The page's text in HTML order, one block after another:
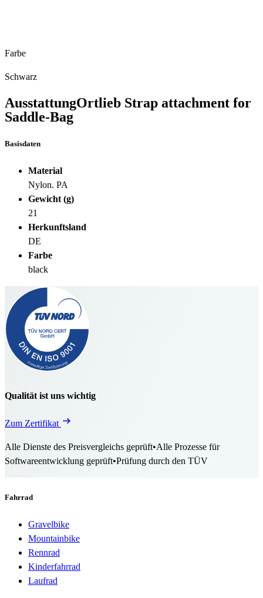
Farbe
Schwarz
AusstattungOrtlieb Strap attachment for
Saddle-Bag
Basisdaten
Material
Nylon. PA
Gewicht (g)
21
Herkunftsland
DE
Farbe
black
Qualität ist uns wichtig
Zum Zertifikat
Alle Dienste des Preisvergleichs geprüft•Alle Prozesse für
Softwareentwicklung geprüft•Prüfung durch den TÜV
Fahrrad
Gravelbike
Mountainbike
Rennrad
Kinderfahrrad
Laufrad